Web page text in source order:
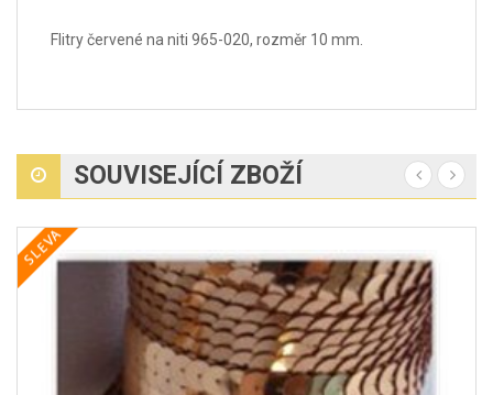
Flitry červené na niti 965-020, rozměr 10 mm.
SOUVISEJÍCÍ ZBOŽÍ